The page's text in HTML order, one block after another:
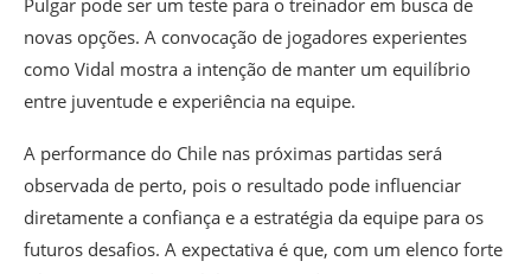
novas opções. A convocação de jogadores experientes
como Vidal mostra a intenção de manter um equilíbrio
entre juventude e experiência na equipe.
A performance do Chile nas próximas partidas será
observada de perto, pois o resultado pode influenciar
diretamente a confiança e a estratégia da equipe para os
futuros desafios. A expectativa é que, com um elenco forte